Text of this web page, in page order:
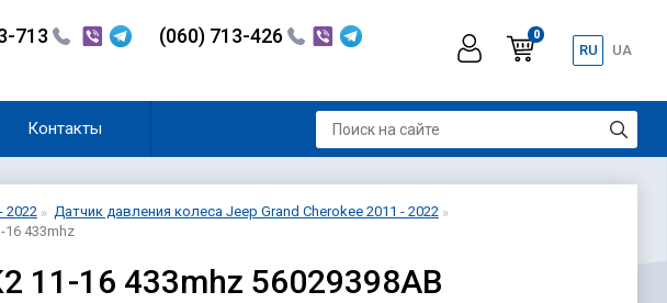
713
(060) 713-426
0
RU UA
Контакты
2022
Датчик давления колеса Jeep Grand Cherokee 2011 - 2022
16 433mhz
11-16 433mhz 56029398AB